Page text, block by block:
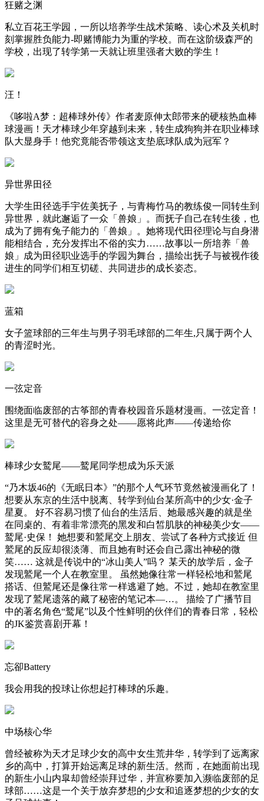
狂赌之渊
私立百花王学园，一所以培养学生战术策略、读心术及关机时
刻掌握胜负能力-即赌博能力为重的学校。而在这阶级森严的
学校，出现了转学第一天就让班里强者大败的学生！
汪！
《哆啦A梦：超棒球外传》作者麦原伸太郎带来的硬核热血棒
球漫画！天才棒球少年穿越到未来，转生成狗狗并在职业棒球
队大显身手！他究竟能否带领这支垫底球队成为冠军？
异世界田径
大学生田径选手宇佐美抚子，与青梅竹马的教练俊一同转生到
异世界，就此邂逅了一众「兽娘」。而抚子自己在转生後，也
成为了拥有兔子能力的「兽娘」。她将现代田径理论与自身潜
能相结合，充分发挥出不俗的实力……故事以一所培养「兽
娘」成为田径职业选手的学园为舞台，描绘出抚子与被视作後
进生的同学们相互切磋、共同进步的成长姿态。
蓝箱
女子篮球部的三年生与男子羽毛球部的二年生,只属于两个人
的青涩时光。
一弦定音
围绕面临废部的古筝部的青春校园音乐题材漫画。一弦定音！
这里是无可替代的容身之处——愿将此声——传递给你
棒球少女鹫尾——鹫尾同学想成为乐天派
“乃木坂46的《无眠日本》”的那个人气环节竟然被漫画化了！
想要从东京的生活中脱离、转学到仙台某所高中的少女·金子
星夏。 好不容易习惯了仙台的生活后、她最感兴趣的就是坐
在同桌的、有着非常漂亮的黑发和白皙肌肤的神秘美少女——
鹫尾·史保！ 她想要和鷲尾交上朋友、尝试了各种方式接近 但
鷲尾的反应却很淡薄、而且她有时还会自己露出神秘的微
笑…… 这就是传说中的“冰山美人”吗？ 某天的放学后，金子
发现鷲尾一个人在教室里。 虽然她像往常一样轻松地和鷲尾
搭话、但鷲尾还是像往常一样逃避了她。不过，她却在教室里
发现了鷲尾遗落的藏了秘密的笔记本—…。 描绘了广播节目
中的著名角色“鹫尾”以及个性鲜明的伙伴们的青春日常，轻松
的JK鉴赏喜剧开幕！
忘卻Battery
我会用我的投球让你想起打棒球的乐趣。
中场核心华
曾经被称为天才足球少女的高中女生荒井华，转学到了远离家
乡的高中，打算开始远离足球的新生活。然而，在她面前出现
的新生小山内皐却曾经崇拜过华，并宣称要加入濒临废部的足
球部……这是一个关于放弃梦想的少女和追逐梦想的少女的女